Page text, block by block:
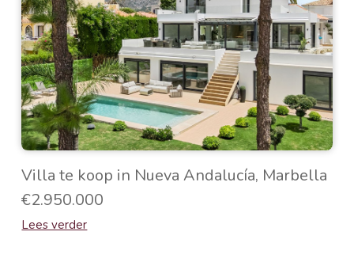
Villa te koop in Nueva Andalucía, Marbella
€2.950.000
Lees verder